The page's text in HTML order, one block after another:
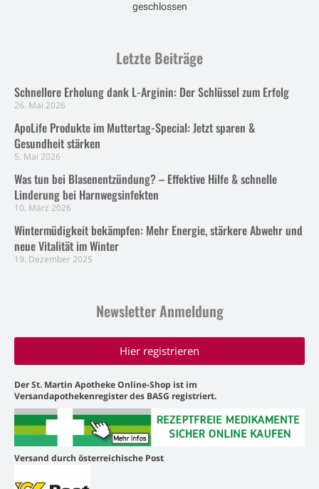
geschlossen
Letzte Beiträge
Schnellere Erholung dank L-Arginin: Der Schlüssel zum Erfolg
26. Mai 2026
ApoLife Produkte im Muttertag-Special: Jetzt sparen &
Gesundheit stärken
5. Mai 2026
Was tun bei Blasenentzündung? – Effektive Hilfe & schnelle
Linderung bei Harnwegsinfekten
10. März 2026
Wintermüdigkeit bekämpfen: Mehr Energie, stärkere Abwehr und
neue Vitalität im Winter
19. Dezember 2025
Newsletter Anmeldung
Hier registrieren
Der St. Martin Apotheke Online-Shop ist im
Versandapothekenregister des BASG registriert.
Versand durch österreichische Post